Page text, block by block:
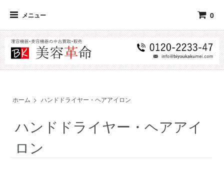
メニュー 0
ホーム > ハンドドライヤー・ヘアアイロン
ハンドドライヤー・ヘアアイ
ロン